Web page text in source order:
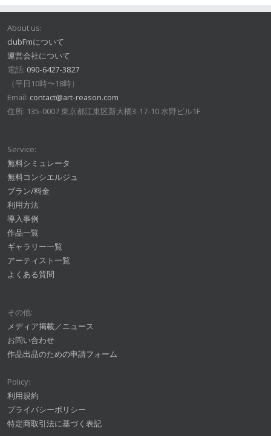
About us:
clubFmについて
運営会社について
電話: 090-6427-3827
（平日10時〜18時）
Email: contact@art-reason.com
住所: 135-0007 東京都江東区新大橋3-17-10 水野ビル1F
Service:
無料シミュレータ
無料コンシエルジュ
プラン/料金
利用方法
導入事例
作品一覧
ギャラリー一覧
アーティスト一覧
よくある質問
その他:
メディア掲載／ニュース
お問い合わせ
作品出品のための申請フォーム
Policy:
利用規約
プライバシーポリシー
特定商取引法に基づく表記